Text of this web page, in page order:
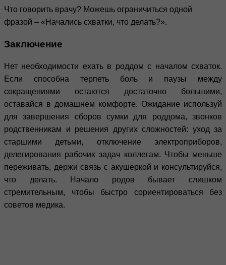
Что говорить врачу? Можешь ограничиться одной
фразой – «Начались схватки, что делать?».
Заключение
Нет необходимости ехать в роддом с началом схваток.
Если способна терпеть боль и паузы между
сокращениями остаются достаточно большими,
оставайся в домашнем комфорте. Ожидание используй
для завершения сборов сумки для роддома, звонков
родственникам и решения других сложностей: уход за
старшими детьми, отключение электроприборов,
делегирования рабочих задач коллегам. Чтобы меньше
переживать, держи связь с акушеркой и консультируйся,
что делать. Начало родов бывает слишком
стремительным, чтобы быстро сориентироваться без
советов медика.